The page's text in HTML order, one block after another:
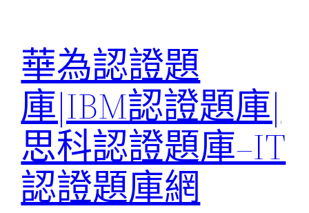
華為認證題
庫|IBM認證題庫|
思科認證題庫–IT
認證題庫網